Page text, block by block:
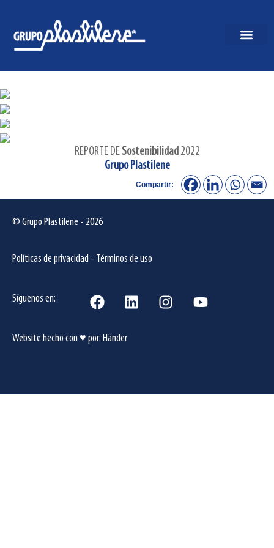
REPORTE DE Sostenibilidad2022
Grupo Plastilene
Compartir:
© Grupo Plastilene - 2026
Políticas de privacidad - Términos de uso
Síguenos en:
Website hecho con ♥ por: Händer